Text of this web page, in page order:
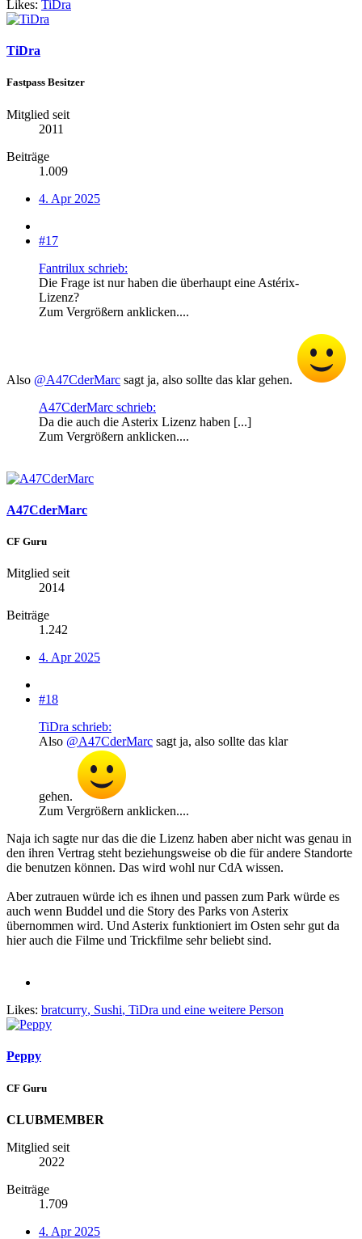
Likes: TiDra
TiDra
Fastpass Besitzer
Mitglied seit
2011
Beiträge
1.009
4. Apr 2025
#17
Fantrilux schrieb:
Die Frage ist nur haben die überhaupt eine Astérix-
Lizenz?
Zum Vergrößern anklicken....
Also @A47CderMarc sagt ja, also sollte das klar gehen.
A47CderMarc schrieb:
Da die auch die Asterix Lizenz haben [...]
Zum Vergrößern anklicken....
A47CderMarc
CF Guru
Mitglied seit
2014
Beiträge
1.242
4. Apr 2025
#18
TiDra schrieb:
Also @A47CderMarc sagt ja, also sollte das klar
gehen.
Zum Vergrößern anklicken....
Naja ich sagte nur das die die Lizenz haben aber nicht was genau in
den ihren Vertrag steht beziehungsweise ob die für andere Standorte
die benutzen können. Das wird wohl nur CdA wissen.
Aber zutrauen würde ich es ihnen und passen zum Park würde es
auch wenn Buddel und die Story des Parks von Asterix
übernommen wird. Und Asterix funktioniert im Osten sehr gut da
hier auch die Filme und Trickfilme sehr beliebt sind.
Likes: bratcurry, Sushi, TiDra und eine weitere Person
Peppy
CF Guru
CLUBMEMBER
Mitglied seit
2022
Beiträge
1.709
4. Apr 2025